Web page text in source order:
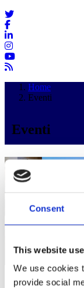
Consent
This website
We use cookies
provide social
Home
Eventi
Eventi